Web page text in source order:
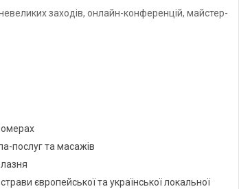
заходів, онлайн-конференцій, майстер-
послуг та масажів
європейської та української локальної